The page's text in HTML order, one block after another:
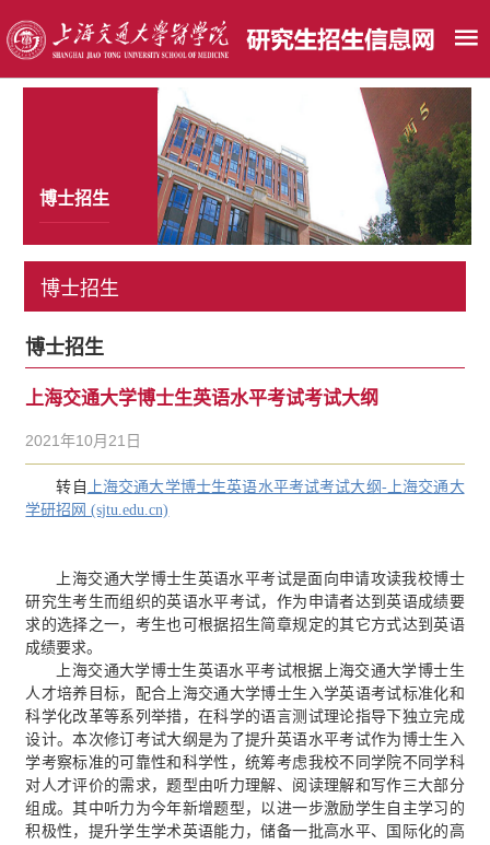
博士招生
博士招生
博士招生
上海交通大学博士生英语水平考试考试大纲
2021年10月21日
转自
上海交通大学博士生英语水平考试考试大纲-上海交通大
学研招网 (sjtu.edu.cn)
上海交通大学博士生英语水平考试是面向申请攻读我校博士
研究生考生而组织的英语水平考试，作为申请者达到英语成绩要
求的选择之一，考生也可根据招生简章规定的其它方式达到英语
成绩要求。
上海交通大学博士生英语水平考试根据上海交通大学博士生
人才培养目标，配合上海交通大学博士生入学英语考试标准化和
科学化改革等系列举措，在科学的语言测试理论指导下独立完成
设计。本次修订考试大纲是为了提升英语水平考试作为博士生入
学考察标准的可靠性和科学性，统筹考虑我校不同学院不同学科
对人才评价的需求，题型由听力理解、阅读理解和写作三大部分
组成。其中听力为今年新增题型，以进一步激励学生自主学习的
积极性，提升学生学术英语能力，储备一批高水平、国际化的高